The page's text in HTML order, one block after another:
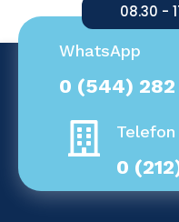
08.30 -
WhatsApp
0 (544) 282
Telefon
0